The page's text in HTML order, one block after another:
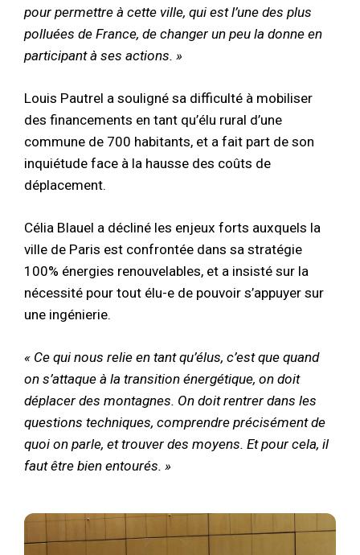
pour permettre à cette ville, qui est l’une des plus
polluées de France, de changer un peu la donne en
participant à ses actions. »
Louis Pautrel a souligné sa difficulté à mobiliser
des financements en tant qu’élu rural d’une
commune de 700 habitants, et a fait part de son
inquiétude face à la hausse des coûts de
déplacement.
Célia Blauel a décliné les enjeux forts auxquels la
ville de Paris est confrontée dans sa stratégie
100% énergies renouvelables, et a insisté sur la
nécessité pour tout élu-e de pouvoir s’appuyer sur
une ingénierie.
« Ce qui nous relie en tant qu’élus, c’est que quand
on s’attaque à la transition énergétique, on doit
déplacer des montagnes. On doit rentrer dans les
questions techniques, comprendre précisément de
quoi on parle, et trouver des moyens. Et pour cela, il
faut être bien entourés. »